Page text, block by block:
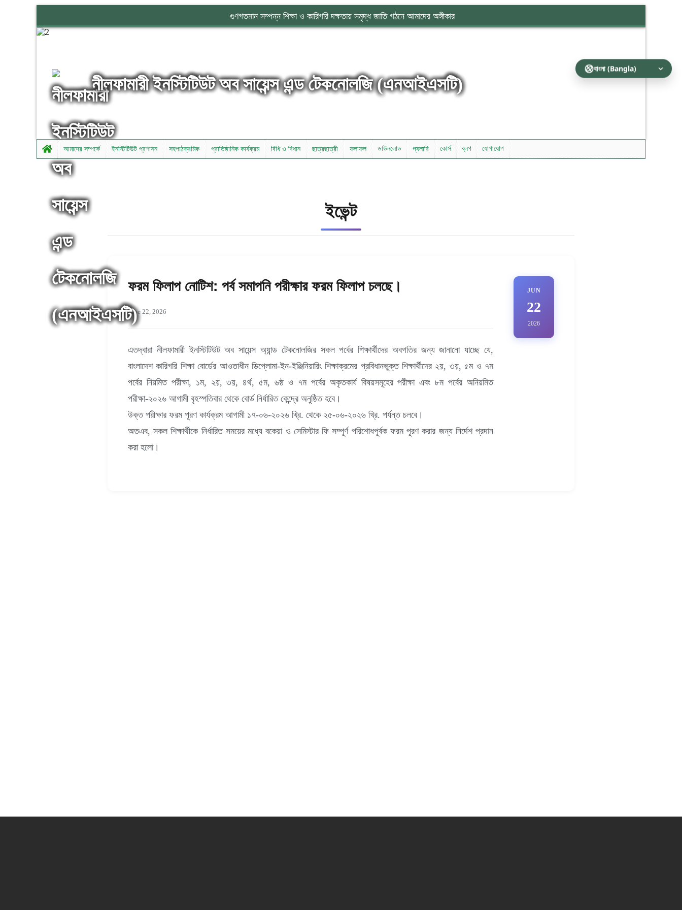
গুণগতমান সম্পন্ন শিক্ষা ও কারিগরি দক্ষতায় সমৃদ্ধ জাতি গঠনে আমাদের অঙ্গীকার
নীলফামারী ইনস্টিটিউট অব সায়েন্স এন্ড টেকনোলজি (এনআইএসটি)
আমাদের সম্পর্কে ইনস্টিটিউট প্রশাসন সহপাঠক্রমিক প্রাতিষ্ঠানিক কার্যক্রম বিধি ও বিধান ছাত্রছাত্রী ফলাফল ডাউনলোড গ্যলারি কোর্স ব্লগ যোগাযোগ
ইভেন্ট
JUN
22
2026
ফরম ফিলাপ নোটিশ: পর্ব সমাপনি পরীক্ষার ফরম ফিলাপ চলছে।
June 22, 2026
এতদ্বারা নীলফামারী ইনস্টিটিউট অব সায়েন্স অ্যান্ড টেকনোলজির সকল পর্বের শিক্ষার্থীদের অবগতির জন্য জানানো যাচ্ছে যে,
বাংলাদেশ কারিগরি শিক্ষা বোর্ডের আওতাধীন ডিপ্লোমা-ইন-ইঞ্জিনিয়ারিং শিক্ষাক্রমের প্রবিধানভুক্ত শিক্ষার্থীদের ২য়, ৩য়, ৫ম ও ৭ম
পর্বের নিয়মিত পরীক্ষা, ১ম, ২য়, ৩য়, ৪র্থ, ৫ম, ৬ষ্ঠ ও ৭ম পর্বের অকৃতকার্য বিষয়সমূহের পরীক্ষা এবং ৮ম পর্বের অনিয়মিত
পরীক্ষা-২০২৬ আগামী বৃহস্পতিবার থেকে বোর্ড নির্ধারিত কেন্দ্রে অনুষ্ঠিত হবে।
উক্ত পরীক্ষার ফরম পূরণ কার্যক্রম আগামী ১৭-০৬-২০২৬ খ্রি. থেকে ২৫-০৬-২০২৬ খ্রি. পর্যন্ত চলবে।
অতএব, সকল শিক্ষার্থীকে নির্ধারিত সময়ের মধ্যে বকেয়া ও সেমিস্টার ফি সম্পূর্ণ পরিশোধপূর্বক ফরম পূরণ করার জন্য নির্দেশ প্রদান
করা হলো।